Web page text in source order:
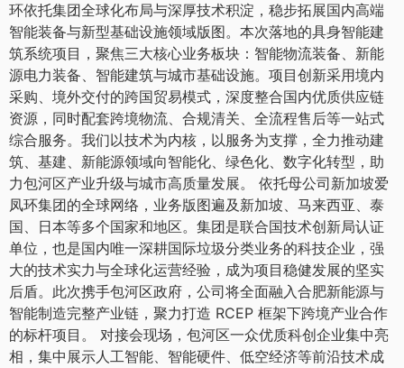
环依托集团全球化布局与深厚技术积淀，稳步拓展国内高端
智能装备与新型基础设施领域版图。本次落地的具身智能建
筑系统项目，聚焦三大核心业务板块：智能物流装备、新能
源电力装备、智能建筑与城市基础设施。项目创新采用境内
采购、境外交付的跨国贸易模式，深度整合国内优质供应链
资源，同时配套跨境物流、合规清关、全流程售后等一站式
综合服务。我们以技术为内核，以服务为支撑，全力推动建
筑、基建、新能源领域向智能化、绿色化、数字化转型，助
力包河区产业升级与城市高质量发展。 依托母公司新加坡爱
凤环集团的全球网络，业务版图遍及新加坡、马来西亚、泰
国、日本等多个国家和地区。集团是联合国技术创新局认证
单位，也是国内唯一深耕国际垃圾分类业务的科技企业，强
大的技术实力与全球化运营经验，成为项目稳健发展的坚实
后盾。此次携手包河区政府，公司将全面融入合肥新能源与
智能制造完整产业链，聚力打造 RCEP 框架下跨境产业合作
的标杆项目。 对接会现场，包河区一众优质科创企业集中亮
相，集中展示人工智能、智能硬件、低空经济等前沿技术成